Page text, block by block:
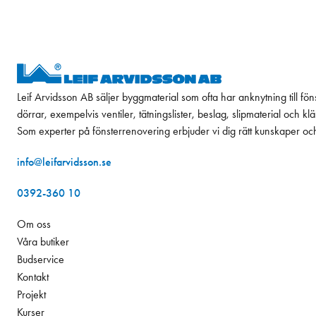
Leif Arvidsson AB säljer byggmaterial som ofta har anknytning till
dörrar, exempelvis ventiler, tätningslister, beslag, slipmaterial och
Som experter på fönsterrenovering erbjuder vi dig rätt kunskaper
info@leifarvidsson.se
0392-360 10
Om oss
Våra butiker
Budservice
Kontakt
Projekt
Kurser